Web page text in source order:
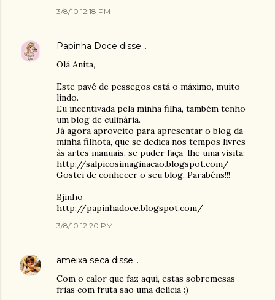
3/8/10 12:18 PM
Papinha Doce disse…
Olá Anita,
Este pavé de pessegos está o máximo, muito
lindo.
Eu incentivada pela minha filha, também tenho
um blog de culinária.
Já agora aproveito para apresentar o blog da
minha filhota, que se dedica nos tempos livres
às artes manuais, se puder faça-lhe uma visita:
http://salpicosimaginacao.blogspot.com/
Gostei de conhecer o seu blog. Parabéns!!!
Bjinho
http://papinhadoce.blogspot.com/
3/8/10 12:20 PM
ameixa seca disse…
Com o calor que faz aqui, estas sobremesas
frias com fruta são uma delícia :)